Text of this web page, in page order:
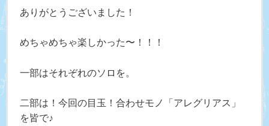
ありがとうございました！
めちゃめちゃ楽しかった〜！！！
一部はそれぞれのソロを。
二部は！今回の目玉！合わせモノ「アレグリアス」
を皆で♪